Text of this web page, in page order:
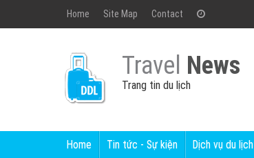
Home Site Map Contact
Travel News
Trang tin du lịch
Home Tin tức - Sự kiện Dịch vụ du lịch